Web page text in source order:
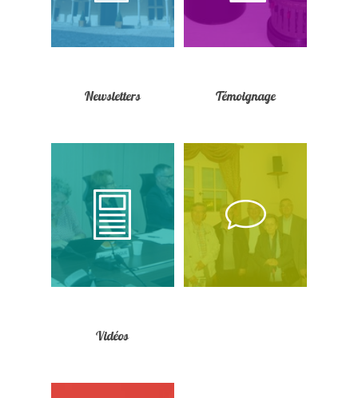
Newsletters Témoignage
Vidéos